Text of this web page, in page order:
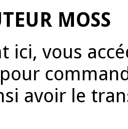
MOSS
ici, vous
avoir le